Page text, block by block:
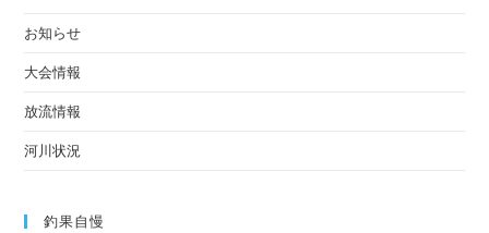
お知らせ
大会情報
放流情報
河川状況
釣果自慢